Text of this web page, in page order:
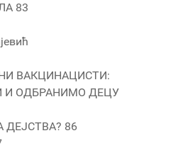
83
ВАКЦИНАЦИСТИ:
И ОДБРАНИМО ДЕЦУ
86